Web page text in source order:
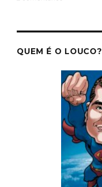
QUEM É O LOUCO?